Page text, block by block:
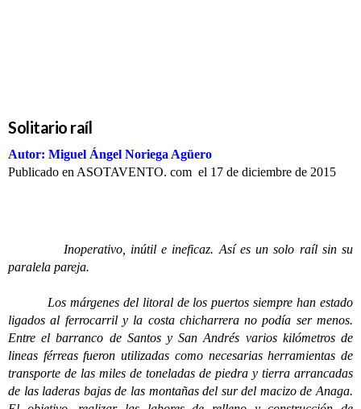
Solitario raíl
Autor: Miguel Ángel Noriega Agüero
Publicado en ASOTAVENTO. com el 17 de diciembre de 2015
Inoperativo, inútil e ineficaz. Así es un solo raíl sin su
paralela pareja.
Los márgenes del litoral de los puertos siempre han estado
ligados al ferrocarril y la costa chicharrera no podía ser menos.
Entre el barranco de Santos y San Andrés varios kilómetros de
lineas férreas fueron utilizadas como necesarias herramientas de
transporte de las miles de toneladas de piedra y tierra arrancadas
de las laderas bajas de las montañas del sur del macizo de Anaga.